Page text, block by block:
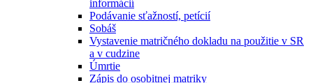
informácií
Podávanie sťažností, petícií
Sobáš
Vystavenie matričného dokladu na použitie v SR
a v cudzine
Úmrtie
Zápis do osobitnej matriky